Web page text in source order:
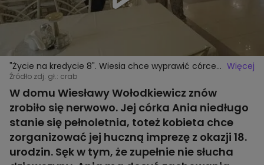
"Życie na kredycie 8". Wiesia chce wyprawić córce
huczną imprezę urodzinową. Ania nie jest z tego
zadowolona
Więcej
Źródło zdj. gł.: crab
W domu Wiesławy Wołodkiewicz znów
zrobiło się nerwowo. Jej córka Ania niedługo
stanie się pełnoletnia, toteż kobieta chce
zorganizować jej huczną imprezę z okazji 18.
urodzin. Sęk w tym, że zupełnie nie słucha